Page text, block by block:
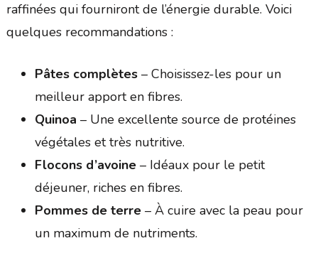
raffinées qui fourniront de l’énergie durable. Voici
quelques recommandations :
Pâtes complètes– Choisissez-les pour un
meilleur apport en fibres.
Quinoa – Une excellente source de protéines
végétales et très nutritive.
Flocons d’avoine– Idéaux pour le petit
déjeuner, riches en fibres.
Pommes de terre– À cuire avec la peau pour
un maximum de nutriments.